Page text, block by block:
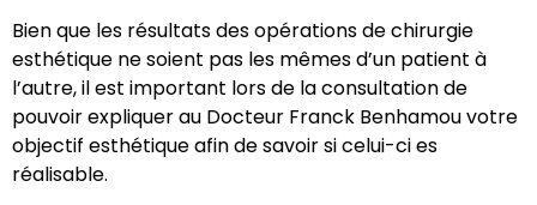
Bien que les résultats des opérations de chirurgie
esthétique ne soient pas les mêmes d’un patient à
l’autre, il est important lors de la consultation de
pouvoir expliquer au Docteur Franck Benhamou votre
objectif esthétique afin de savoir si celui-ci es
réalisable.